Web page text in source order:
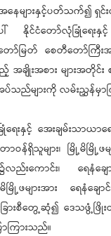
အနေများနှင့်ပတ်သက်၍ ရှ
ေါ် နိုင်ငံတော်လုံခြုံရေးနှ
တော်မြတ် စေတီတော်က
ချိုးအစား များအတို
ပ်သည်များကို လမ်းညွှန်မှာ
းနှင့် အေးချမ်းသာယာရ
ဝန်ရှိသူများ၊ မြို့မိမြို့ဖ
လည်းကောင်း၊ ရေနံချ
ြို့ဖများအား ရေနံချေ
ြားစီတွေ့ဆုံ၍ ဒေသဖွံ့ဖြိုး
ကြားသည်။